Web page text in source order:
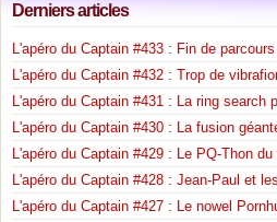
Derniers articles
L'apéro du Captain #433 : Fin de
L'apéro du Captain #432 : Trop de
L'apéro du Captain #431 : La ring search
L'apéro du Captain #430 : La fusion
L'apéro du Captain #429 : Le PQ-Thon
L'apéro du Captain #428 : Jean-Paul et
L'apéro du Captain #427 : Le nowel